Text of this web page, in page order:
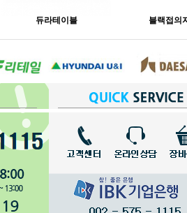
듀라테이블 블랙접의